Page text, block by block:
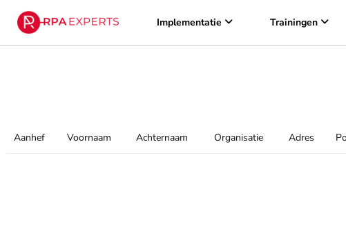
Implementatie Trainingen
Aanhef Voornaam Achternaam Organisatie Adres